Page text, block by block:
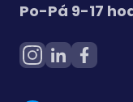
Po-Pá 9-17